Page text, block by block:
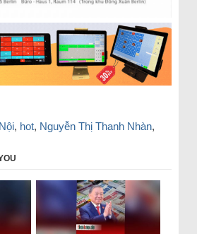
, hot, Nguyễn Thị Thanh Nhàn,